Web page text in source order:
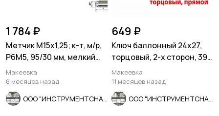
1 784 ₽
Метчик М15х1,25; к-т, м/р,
Р6М5, 95/30 мм, мелкий
шаг, ГОСТ 3266-81.
Макеевка
6 месяцев назад
649 ₽
Ключ баллонный 24х27,
торцовый, 2-х сторон, 390
мм, для ГАЗ, КамАЗ.
Макеевка
11 месяцев назад